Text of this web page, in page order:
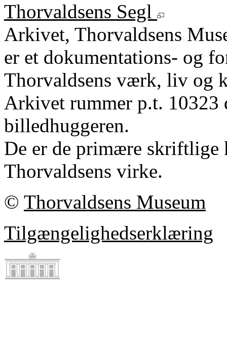
Thorvaldsens Segl
Arkivet, Thorvaldsens
er et dokumentations- og
Thorvaldsens værk, liv og
Arkivet rummer p.t.
billedhuggeren.
De er de primære
Thorvaldsens virke.
© Thorvaldsens Museum
Tilgængelighedserklæring